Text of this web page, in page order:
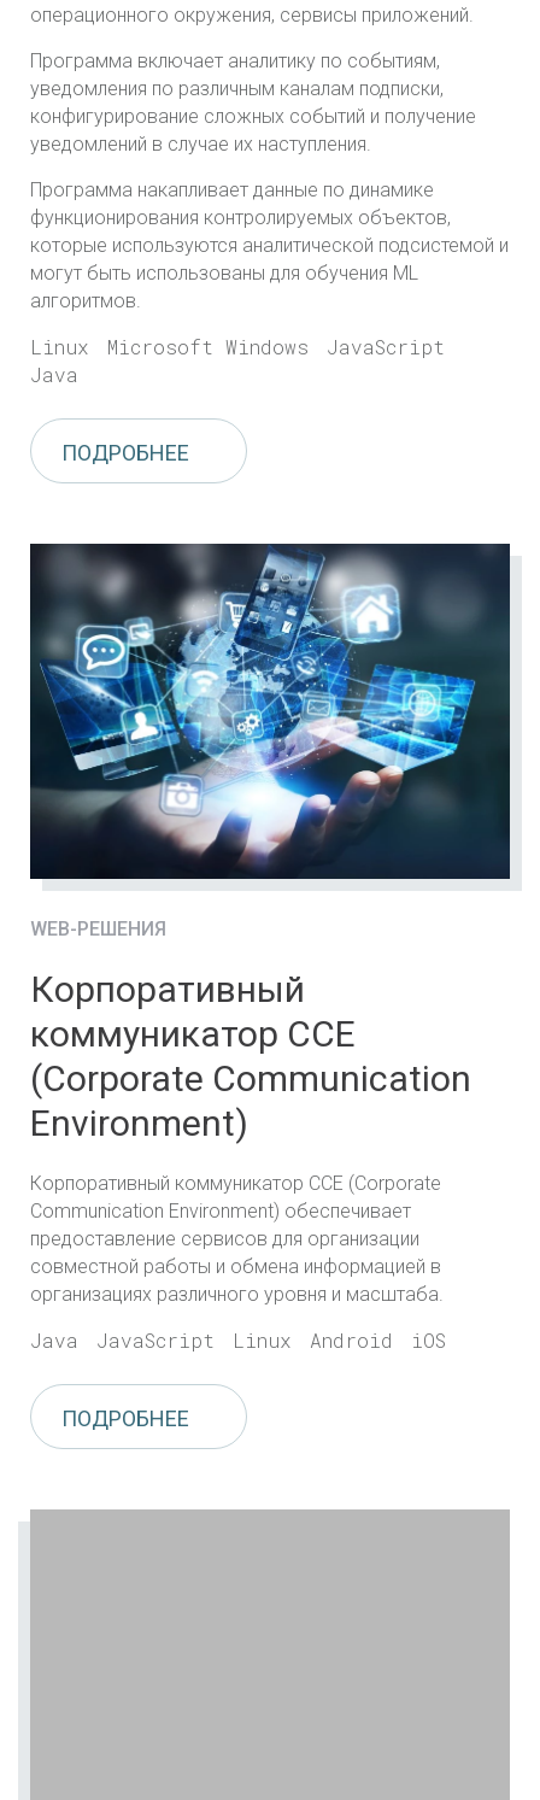
операционного окружения, сервисы приложений.
Программа включает аналитику по событиям,
уведомления по различным каналам подписки,
конфигурирование сложных событий и получение
уведомлений в случае их наступления.
Программа накапливает данные по динамике
функционирования контролируемых объектов,
которые используются аналитической подсистемой и
могут быть использованы для обучения ML
алгоритмов.
Linux Microsoft Windows
JavaScript
Java
ПОДРОБНЕЕ
WEB-РЕШЕНИЯ
Корпоративный
коммуникатор ССE
(Corporate Communication
Environment)
Корпоративный коммуникатор ССE (Corporate
Communication Environment) обеспечивает
предоставление сервисов для организации
совместной работы и обмена информацией в
организациях различного уровня и масштаба.
Java JavaScript Linux Android iOS
ПОДРОБНЕЕ